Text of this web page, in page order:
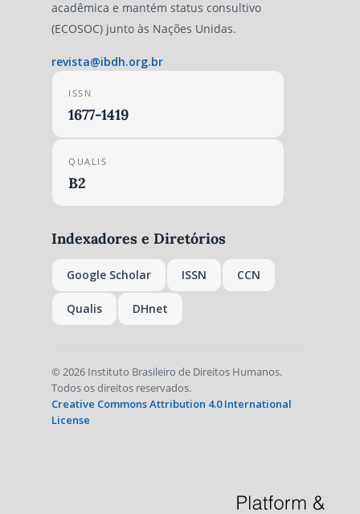
acadêmica e mantém status consultivo
(ECOSOC) junto às Nações Unidas.
revista@ibdh.org.br
ISSN
1677-1419
QUALIS
B2
Indexadores e Diretórios
Google Scholar ISSN CCN
Qualis DHnet
© 2026 Instituto Brasileiro de Direitos Humanos.
Todos os direitos reservados.
Creative Commons Attribution 4.0 International
License